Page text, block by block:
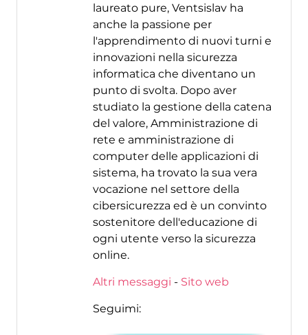
laureato pure, Ventsislav ha
anche la passione per
l'apprendimento di nuovi turni e
innovazioni nella sicurezza
informatica che diventano un
punto di svolta. Dopo aver
studiato la gestione della catena
del valore, Amministrazione di
rete e amministrazione di
computer delle applicazioni di
sistema, ha trovato la sua vera
vocazione nel settore della
cibersicurezza ed è un convinto
sostenitore dell'educazione di
ogni utente verso la sicurezza
online.
Altri messaggi - Sito web
Seguimi: